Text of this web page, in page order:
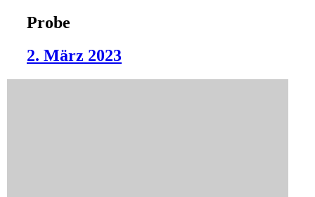
Probe
2. März 2023